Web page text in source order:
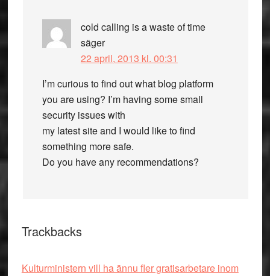
cold calling is a waste of time
säger
22 april, 2013 kl. 00:31
I’m curious to find out what blog platform
you are using? I’m having some small
security issues with
my latest site and I would like to find
something more safe.
Do you have any recommendations?
Trackbacks
Kulturministern vill ha ännu fler gratisarbetare inom